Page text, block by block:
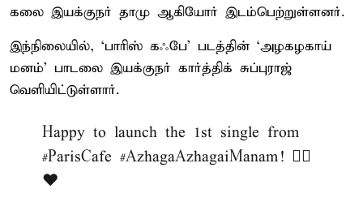
கலை இயக்குநர் தாமு ஆகியோர் இடம்பெற்றுள்ளனர்.
இந்நிலையில், ‘பாரிஸ் கஃபே’ படத்தின் ‘அழகழகாய்
மனம்’ பாடலை இயக்குநர் கார்த்திக் சுப்புராஜ்
வெளியிட்டுள்ளார்.
Happy to launch the 1st single from
#ParisCafe #AzhagaAzhagaiManam! 👌🏻
❤️